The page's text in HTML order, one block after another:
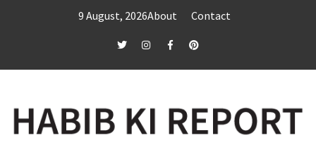
9 August, 2026About Contact
twitterInstagramFacebookPinterest